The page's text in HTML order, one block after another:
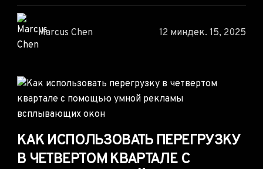
Marcus Chen 12 миндек. 15, 2025
КАК ИСПОЛЬЗОВАТЬ ПЕРЕГРУЗКУ
В ЧЕТВЕРТОМ КВАРТАЛЕ С